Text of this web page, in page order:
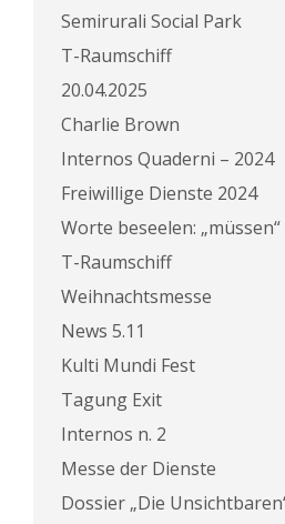
Semirurali Social Park
T-Raumschiff
20.04.2025
Charlie Brown
Internos Quaderni – 2024
Freiwillige Dienste 2024
Worte beseelen:
T-Raumschiff
Weihnachtsmesse
News 5.11
Kulti Mundi Fest
Tagung Exit
Internos n. 2
Messe der Dienste
Dossier „Die